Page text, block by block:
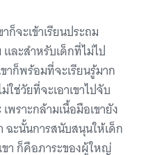
ก็จะเข้าเรียนประถม
ละสำหรับเด็กที่ไม่ไป
าก็พร้อมที่จะเรียนรู้มาก
ใช่วัยที่จะเอาเขาไปจับ
พราะกล้ามเนื้อมือเขายัง
ฉะนั้นการสนับสนุนให้เด็ก
า ก็คือภาระของผู้ใหญ่